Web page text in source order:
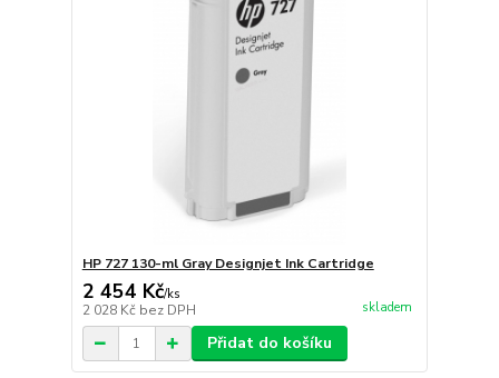
HP 727 130-ml Gray Designjet Ink Cartridge
2 454 Kč/ks
2 028 Kč bez DPH skladem
Přidat do košíku